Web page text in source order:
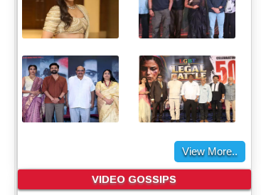
View More..
VIDEO GOSSIPS